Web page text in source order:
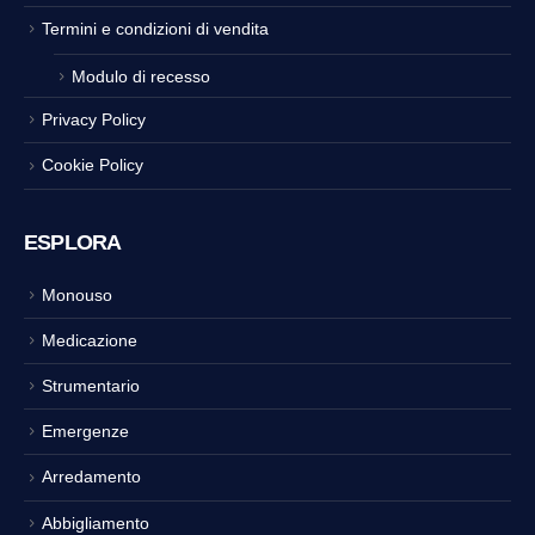
Termini e condizioni di vendita
Modulo di recesso
Privacy Policy
Cookie Policy
ESPLORA
Monouso
Medicazione
Strumentario
Emergenze
Arredamento
Abbigliamento